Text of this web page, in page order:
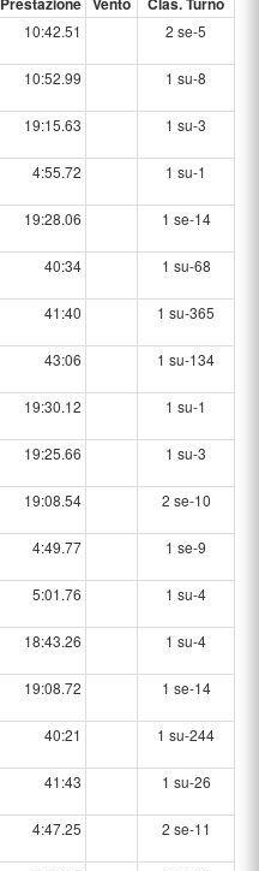
10:42.51 2 se-5
10:52.99 1 su-8
19:15.63 1 su-3
4:55.72 1 su-1
19:28.06 1 se-14
40:34 1 su-68
41:40 1 su-365
43:06 1 su-134
19:30.12 1 su-1
19:25.66 1 su-3
19:08.54 2 se-10
4:49.77 1 se-9
5:01.76 1 su-4
18:43.26 1 su-4
19:08.72 1 se-14
40:21 1 su-244
41:43 1 su-26
4:47.25 2 se-11